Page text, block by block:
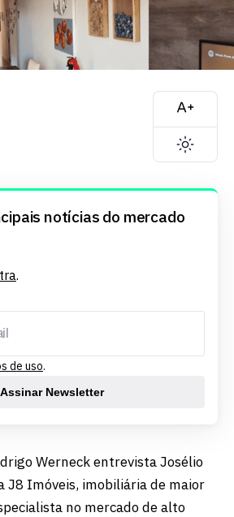
notícias do mercado
.
de uso.
Assinar Newsletter
Werneck entrevista Josélio
J8 Imóveis, imobiliária de maior
no mercado de alto